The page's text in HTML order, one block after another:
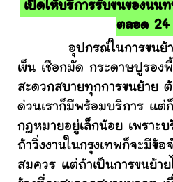
เปิดให้บริการรับขนของนน
ตลอด 24
อุปกรณ์ในการขนย้ายข
เข็น เชือกมัด กระดาษปูรอง
สะดวกสบายทุกการขนย้าย
ด่วนเราก็มีพร้อมบริการ แต่ก็
กฎหมายอยู่เล็กน้อย เพราะบ
ถ้าวิ่งงานในกรุงเทพก็จะมีข้อ
สมควร แต่ถ้าเป็นการขนย้า